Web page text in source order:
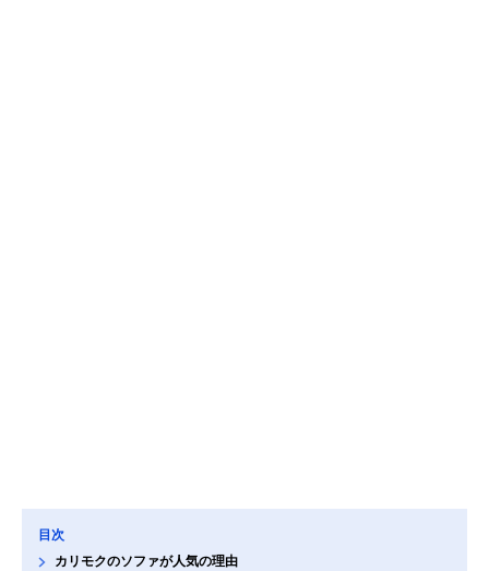
目次
カリモクのソファが人気の理由